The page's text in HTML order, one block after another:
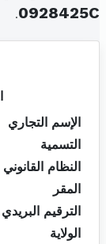
0928425C
.
الإسم التجاري
التسمية
النظام القانوني
المقر
الترقيم البريدي
الولاية